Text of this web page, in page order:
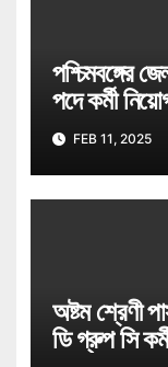
পশ্চিমবঙ্গের
পদে কর্মী
JobFEB 11, 2025
অষ্টম শ্রেণী
ডি গ্রুপ সি